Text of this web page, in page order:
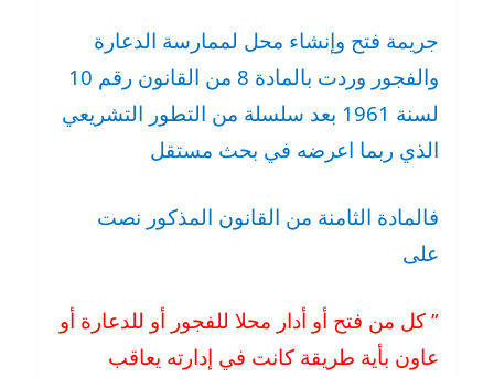
جريمة فتح وإنشاء محل لممارسة الدعارة
والفجور وردت بالمادة 8 من القانون رقم 10
لسنة 1961 بعد سلسلة من التطور التشريعي
الذي ربما اعرضه في بحث مستقل
فالمادة الثامنة من القانون المذكور نصت
على
” كل من فتح أو أدار محلا للفجور أو للدعارة أو
عاون بأية طريقة كانت في إدارته يعاقب